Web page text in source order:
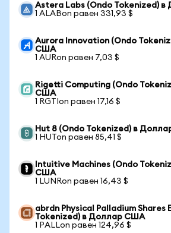
Astera Labs (Ondo Tokenized)
1 ALABon равен 331,93 $
Aurora Innovation (Ondo
США
1 AURon равен 7,03 $
Rigetti Computing (Ondo
США
1 RGTIon равен 17,16 $
Hut 8 (Ondo Tokenized) в
1 HUTon равен 85,41 $
Intuitive Machines (Ondo
США
1 LUNRon равен 16,43 $
abrdn Physical Palladium Shares
Tokenized) в Доллар США
1 PALLon равен 124,96 $